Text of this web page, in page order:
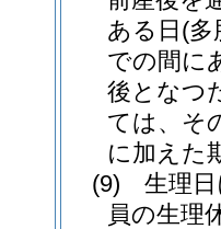
ある日 (多
での間に
後となつ
ては、そ
に加えた
(9)
生理
員の生理